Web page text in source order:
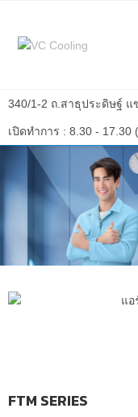
340/1-2 ถ.สาธุประดิษฐ์ แ
เปิดทำการ : 8.30 -
FTM SERIES